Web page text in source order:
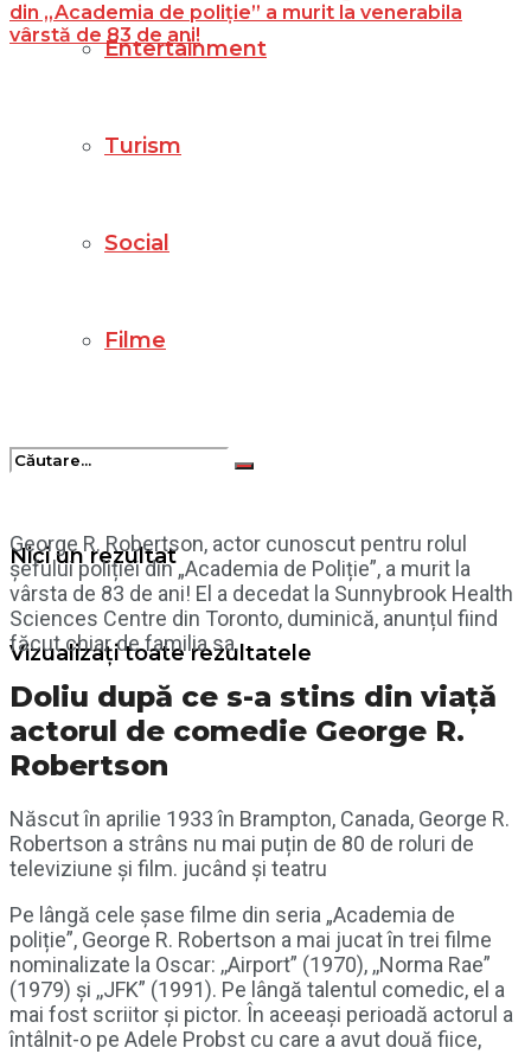
Entertainment
Turism
Social
Filme
Nici un rezultat
Vizualizați toate rezultatele
George R. Robertson, actor cunoscut pentru rolul
șefului poliției din „Academia de Poliție”, a murit la
vârsta de 83 de ani! El a decedat la Sunnybrook Health
Sciences Centre din Toronto, duminică, anunțul fiind
făcut chiar de familia sa.
Doliu după ce s-a stins din viață
actorul de comedie George R.
Robertson
Născut în aprilie 1933 în Brampton, Canada, George R.
Robertson a strâns nu mai puțin de 80 de roluri de
televiziune și film. jucând și teatru
Pe lângă cele șase filme din seria „Academia de
poliție”, George R. Robertson a mai jucat în trei filme
nominalizate la Oscar: ,,Airport” (1970), ,,Norma Rae”
(1979) și ,,JFK” (1991). Pe lângă talentul comedic, el a
mai fost scriitor și pictor. În aceeași perioadă actorul a
întâlnit-o pe Adele Probst cu care a avut două fiice,